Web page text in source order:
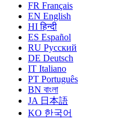
FR Français
EN English
HIहिन्दी
ES Español
RU Русский
DE Deutsch
IT Italiano
PT Português
BN বাংলা
JA 日本語
KO 한국어